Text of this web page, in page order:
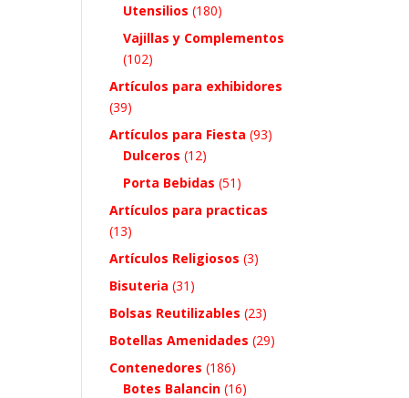
Utensilios (180)
Vajillas y Complementos
(102)
Artículos para exhibidores
(39)
Artículos para Fiesta (93)
Dulceros (12)
Porta Bebidas (51)
Artículos para practicas
(13)
Artículos Religiosos (3)
Bisuteria (31)
Bolsas Reutilizables (23)
Botellas Amenidades (29)
Contenedores (186)
Botes Balancin (16)